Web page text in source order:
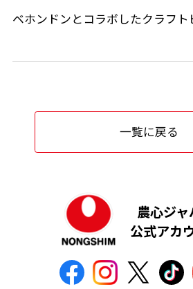
ベホンドンとコラボしたクラフ
一覧に戻る
農心ジ
公式アカ